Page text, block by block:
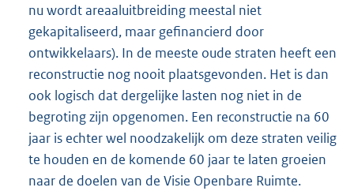
nu wordt areaaluitbreiding meestal niet
gekapitaliseerd, maar gefinancierd door
ontwikkelaars). In de meeste oude straten heeft een
reconstructie nog nooit plaatsgevonden. Het is dan
ook logisch dat dergelijke lasten nog niet in de
begroting zijn opgenomen. Een reconstructie na 60
jaar is echter wel noodzakelijk om deze straten veilig
te houden en de komende 60 jaar te laten groeien
naar de doelen van de Visie Openbare Ruimte.